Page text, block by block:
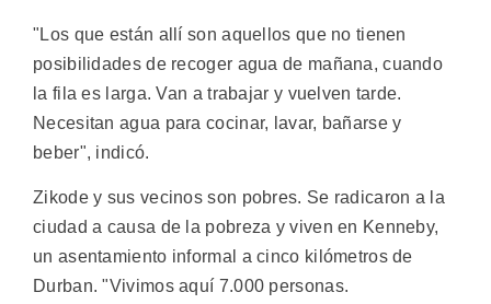
"Los que están allí son aquellos que no tienen
posibilidades de recoger agua de mañana, cuando
la fila es larga. Van a trabajar y vuelven tarde.
Necesitan agua para cocinar, lavar, bañarse y
beber", indicó.
Zikode y sus vecinos son pobres. Se radicaron a la
ciudad a causa de la pobreza y viven en Kenneby,
un asentamiento informal a cinco kilómetros de
Durban. "Vivimos aquí 7.000 personas.